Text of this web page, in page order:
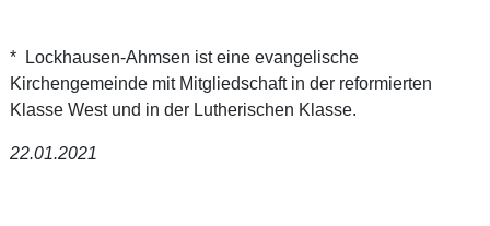
* Lockhausen-Ahmsen ist eine evangelische
Kirchengemeinde mit Mitgliedschaft in der reformierten
Klasse West und in der Lutherischen Klasse.
22.01.2021